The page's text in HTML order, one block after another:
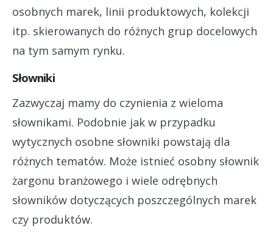
osobnych marek, linii produktowych, kolekcji
itp. skierowanych do różnych grup docelowych
na tym samym rynku.
Słowniki
Zazwyczaj mamy do czynienia z wieloma
słownikami. Podobnie jak w przypadku
wytycznych osobne słowniki powstają dla
różnych tematów. Może istnieć osobny słownik
żargonu branżowego i wiele odrębnych
słowników dotyczących poszczególnych marek
czy produktów.